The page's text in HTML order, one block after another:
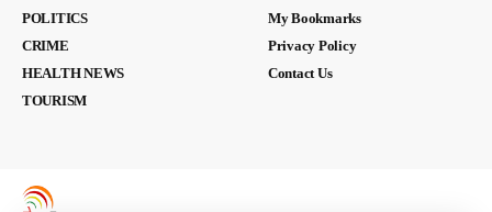
POLITICS
CRIME
HEALTH NEWS
TOURISM
My Bookmarks
Privacy Policy
Contact Us